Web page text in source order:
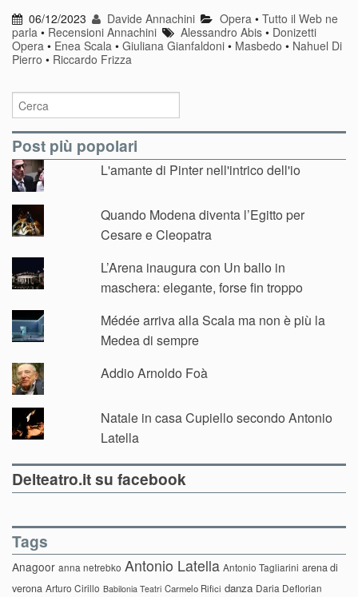
06/12/2023 Davide Annachini Opera• Tutto il Web ne
parla • Recensioni Annachini Alessandro Abis • Donizetti
Opera • Enea Scala • Giuliana Gianfaldoni • Masbedo • Nahuel Di
Pierro • Riccardo Frizza
Post più popolari
L'amante di Pinter nell'intrico dell'io
Quando Modena diventa l’Egitto per
Cesare e Cleopatra
L’Arena inaugura con Un ballo in
maschera: elegante, forse fin troppo
Médée arriva alla Scala ma non è più la
Medea di sempre
Addio Arnoldo Foà
Natale in casa Cupiello secondo Antonio
Latella
Delteatro.it su facebook
Tags
Anagoor anna netrebko Antonio Latella Antonio Tagliarini arena di
verona Arturo Cirillo Babilonia Teatri Carmelo Rifici danza Daria Deflorian